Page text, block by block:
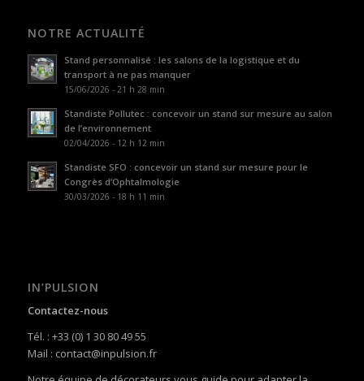
NOTRE ACTUALITÉ
Stand personnalisé : les salons de la logistique et du
transport à ne pas manquer
15/06/2026 - 21 h 28 min
Standiste Pollutec : concevoir un stand sur mesure au salon
de l’environnement
02/04/2026 - 12 h 12 min
Standiste SFO : concevoir un stand sur mesure pour le
Congrès d’Ophtalmologie
30/03/2026 - 18 h 11 min
IN’PULSION
Contactez-nous
Tél. : +33 (0) 1 30 80 49 55
Mail : contact@inpulsion.fr